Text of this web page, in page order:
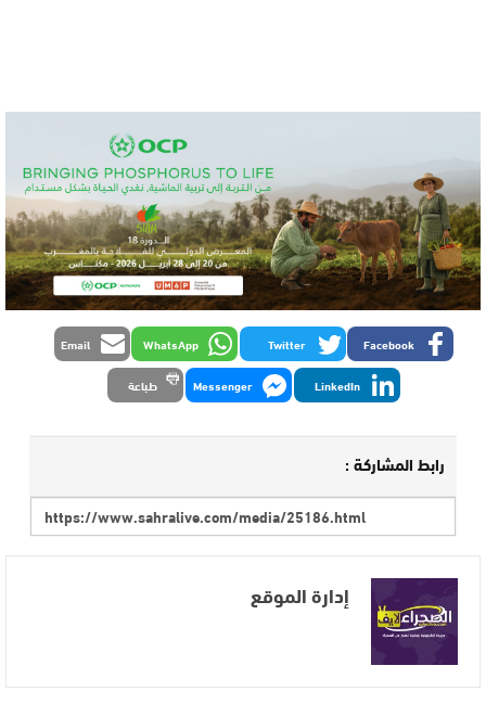
Facebook
Twitter
WhatsApp
Email
LinkedIn
Messenger طباعة
رابط المشاركة :
إدارة الموقع